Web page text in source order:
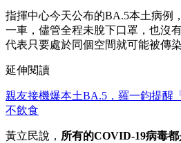
指揮中心今天公布的BA.5本土病例
一車，儘管全程未脫下口罩，也沒
代表只要處於同個空間就可能被傳染
延伸閱讀
親友接機爆本土BA.5，羅一鈞提醒
不飲食
黃立民說， 所有的COVID-19病毒